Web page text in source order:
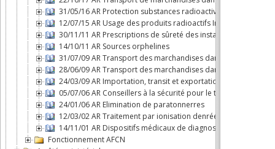
31/05/16 AR Protection substances radioactives dans les
12/07/15 AR Usage des produits radioactifs In VITRO ou In
30/11/11 AR Prescriptions de sûreté des installations
14/10/11 AR Sources orphelines
31/07/09 AR Transport des marchandises dangereuses par
28/06/09 AR Transport des marchandises dangereuses par
24/03/09 AR Importation, transit et exportation de
05/07/06 AR Conseillers à la sécurité pour le transport de
24/01/06 AR Elimination de paratonnerres
12/03/02 AR Traitement par ionisation denrées alimentaires
14/11/01 AR Dispositifs médicaux de diagnostic
Fonctionnement AFCN